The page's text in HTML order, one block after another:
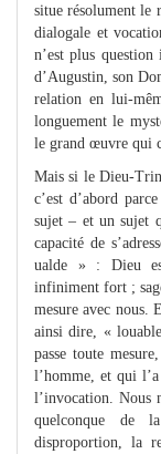
situe résolument le
dialogale et
n’est plus
d’Augustin, son
relation en lui-
longuement le
le grand œuvre qui
Mais si le Dieu-
c’est d’abord
sujet – et un sujet
capacité de
ualde » : Dieu
infiniment fort ;
mesure avec nous.
ainsi dire, «
passe toute
l’homme, et qui
l’invocation. Nous
quelconque de
disproportion, la